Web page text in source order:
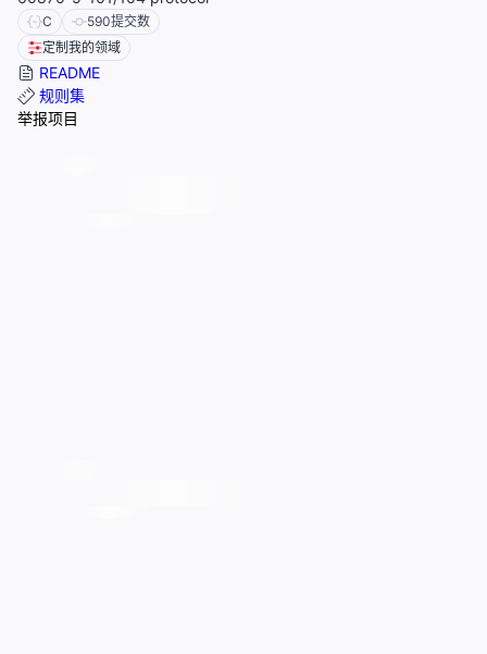
C 590提交数
定制我的领域
README
规则集
举报项目